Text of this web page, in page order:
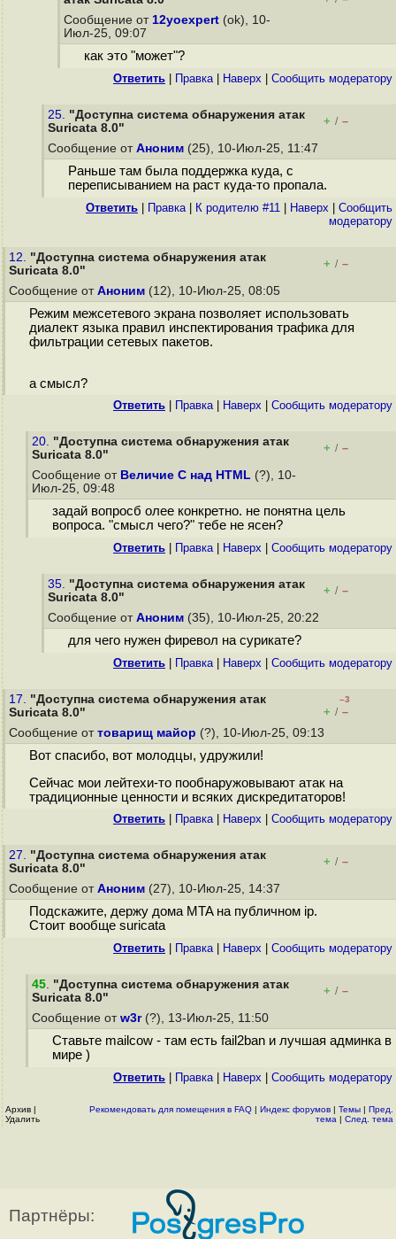
Сообщение от 12yoexpert (ok), 10-
Июл-25, 09:07
как это "может"?
Ответить Правка| Наверх Cообщить модератору
25. "Доступна система обнаружения атак
Suricata 8.0"
+ / –
Сообщение от Аноним (25), 10-Июл-25, 11:47
Раньше там была поддержка куда, с
переписыванием на раст куда-то пропала.
Ответить Правка| К родителю #11 Наверх
Cообщить
модератору
12. "Доступна система обнаружения атак
Suricata 8.0"
+ / –
Сообщение от Аноним (12), 10-Июл-25, 08:05
Режим межсетевого экрана позволяет использовать
диалект языка правил инспектирования трафика для
фильтрации сетевых пакетов.
а смысл?
Ответить Правка| Наверх Cообщить модератору
20. "Доступна система обнаружения атак
Suricata 8.0"
+ / –
Сообщение от Величие C над HTML (?), 10-
Июл-25, 09:48
задай вопросб олее конкретно. не понятна цель
вопроса. "смысл чего?" тебе не ясен?
Ответить Правка| Наверх Cообщить модератору
35. "Доступна система обнаружения атак
Suricata 8.0"
+ / –
Сообщение от Аноним (35), 10-Июл-25, 20:22
для чего нужен фиревол на сурикате?
Ответить Правка| Наверх Cообщить модератору
17. "Доступна система обнаружения атак
Suricata 8.0"
–3
+ / –
Сообщение от товарищ майор (?), 10-Июл-25, 09:13
Вот спасибо, вот молодцы, удружили!
Сейчас мои лейтехи-то пообнаружовывают атак на
традиционные ценности и всяких дискредитаторов!
Ответить Правка| Наверх Cообщить модератору
27. "Доступна система обнаружения атак
Suricata 8.0"
+ / –
Сообщение от Аноним (27), 10-Июл-25, 14:37
Подскажите, держу дома MTA на публичном ip.
Стоит вообще suricata
Ответить Правка| Наверх Cообщить модератору
45. "Доступна система обнаружения атак
Suricata 8.0"
+ / –
Сообщение от w3r(?), 13-Июл-25, 11:50
Ставьте mailcow - там есть fail2ban и лучшая админка в
мире )
Ответить Правка| Наверх Cообщить модератору
Архив |
Удалить
Рекомендовать для помещения в FAQ | Индекс форумов | Темы | Пред.
тема | След. тема
Партнёры: